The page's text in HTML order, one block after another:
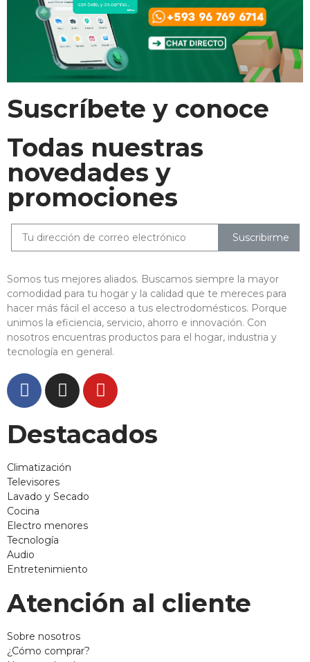
Suscríbete y conoce
Todas nuestras
novedades y
promociones
Suscribirme
Somos tus mejores aliados. Buscamos siempre la mayor
comodidad para tu hogar y la calidad que te mereces para
hacer más fácil el acceso a tus electrodomésticos. Porque
unimos la eficiencia, servicio, ahorro e innovación. Con
nosotros encuentras productos para el hogar, industria y
tecnología en general.
Destacados
Climatización
Televisores
Lavado y Secado
Cocina
Electro menores
Tecnología
Audio
Entretenimiento
Atención al cliente
Sobre nosotros
¿Cómo comprar?